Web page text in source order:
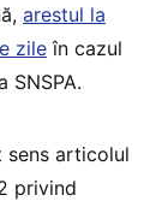
arestul la
zile în cazul
SNSPA.
sens articolul
privind